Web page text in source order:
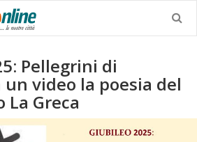
Pellegrini di
un video la poesia del
La Greca